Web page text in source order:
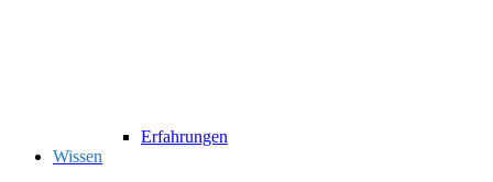
Erfahrungen
Wissen